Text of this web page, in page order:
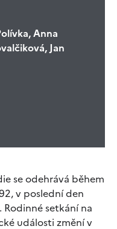
Anna
Jan
se odehrává během
v poslední den
Rodinné setkání na
události změní v